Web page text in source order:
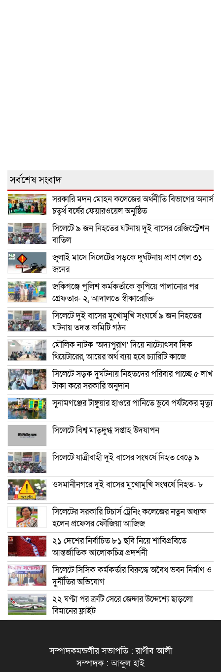
সর্বশেষ সংবাদ
সরকারি মদন মোহন কলেজের অর্থনীতি বিভাগের অনার্স
চতুর্থ বর্ষের ফেয়ারওয়েল অনুষ্ঠিত
সিলেটে ৯ জন নিহতের ঘটনায় দুই বাসের রেজিস্ট্রেশন
বাতিল
জুলাই মাসে সিলেটের সড়কে দুর্ঘটনায় প্রাণ গেল ৩১
জনের
জকিগঞ্জে পুলিশ কর্মকর্তাকে কুপিয়ে পালানোর পর
গ্রেফতার- ২, আদালতে স্বীকারোক্তি
সিলেটে দুই বাসের মুখোমুখি সংঘর্ষে ৯ জন নিহতের
ঘটনায় তদন্ত কমিটি গঠন
মৌলিক নাটক ‘অদ্যপুরাণ’ দিয়ে নাট্যোৎসব দিক
থিয়েটারের, আয়ের অর্থ ব্যয় হবে চ্যারিটি কাজে
সিলেটে সড়ক দুর্ঘটনায় নিহতদের পরিবার পাচ্ছে ৫ লাখ
টাকা করে সরকারি অনুদান
সুনামগঞ্জের টাঙ্গুয়ার হাওরে পানিতে ডুবে পর্যটকের মৃত্যু
সিলেটে বিশ্ব মাতৃদুগ্ধ সপ্তাহ উদযাপন
সিলেটে যাত্রীবাহী দুই বাসের সংঘর্ষে নিহত বেড়ে ৯
ওসমানীনগরে দুই বাসের মুখোমুখি সংঘর্ষে নিহত- ৮
সিলেটের সরকারি টিচার্স ট্রেনিং কলেজের নতুন অধ্যক্ষ
হলেন প্রফেসর ফৌজিয়া আজিজ
২১ দেশের নির্বাচিত ৮১ ছবি নিয়ে শাবিপ্রবিতে
আন্তর্জাতিক আলোকচিত্র প্রদর্শনী
সিলেটে সিসিক কর্মকর্তার বিরুদ্ধে অবৈধ ভবন নির্মাণ ও
দুর্নীতির অভিযোগ
২২ ঘণ্টা পর ত্রুটি সেরে জেদ্দার উদ্দেশ্যে ছাড়লো
বিমানের ফ্লাইট
সম্পাদকমন্ডলীর সভাপতি : রাগীব আলী
সম্পাদক : আব্দুল হাই